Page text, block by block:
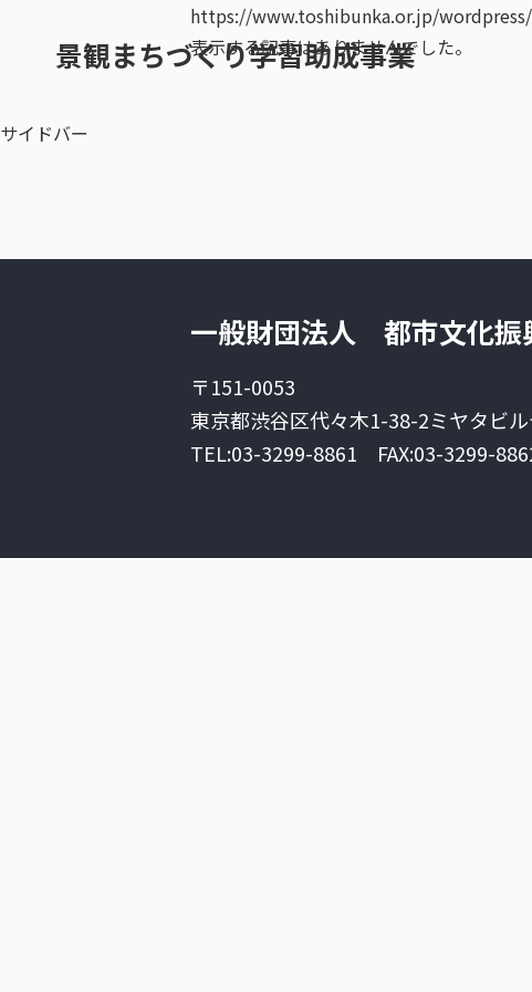
景観まちづくり学習助成事業
https://www.toshibunka.or.jp/
表示する記事はありませんでした。
サイドバー
一般財団法人 都市文化振
〒151-0053
東京都渋谷区代々木1-38-2ミヤタビ
TEL:03-3299-8861 FAX:03-3299-